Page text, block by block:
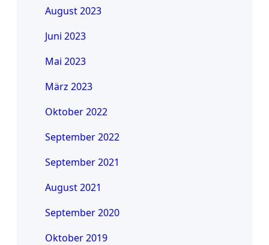
August 2023
Juni 2023
Mai 2023
März 2023
Oktober 2022
September 2022
September 2021
August 2021
September 2020
Oktober 2019